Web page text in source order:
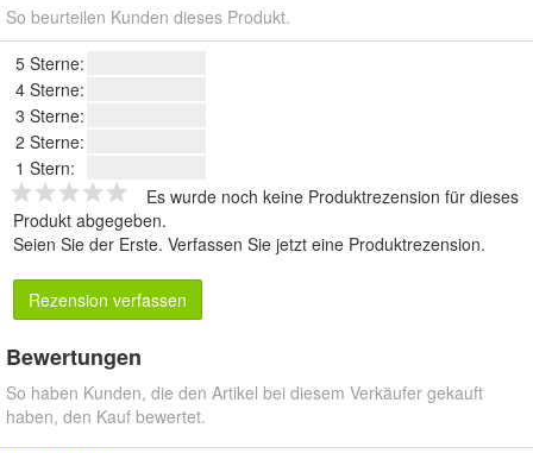
So beurteilen Kunden dieses Produkt.
5 Sterne:
4 Sterne:
3 Sterne:
2 Sterne:
1 Stern:
Es wurde noch keine Produktrezension für dieses
Produkt abgegeben.
Seien Sie der Erste. Verfassen Sie jetzt eine Produktrezension.
Rezension verfassen
Bewertungen
So haben Kunden, die den Artikel bei diesem Verkäufer gekauft
haben, den Kauf bewertet.